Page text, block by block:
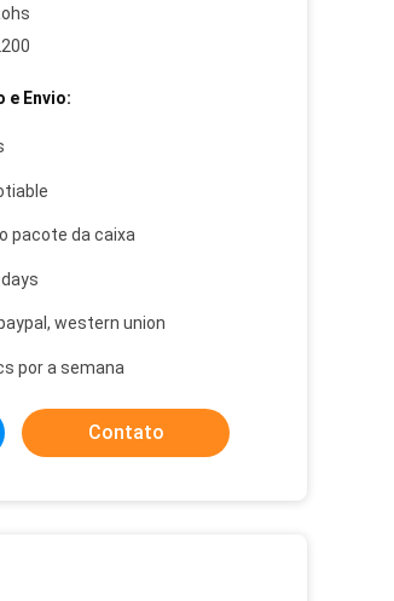
e Envio:
pacote da caixa
western union
por a semana
Contato